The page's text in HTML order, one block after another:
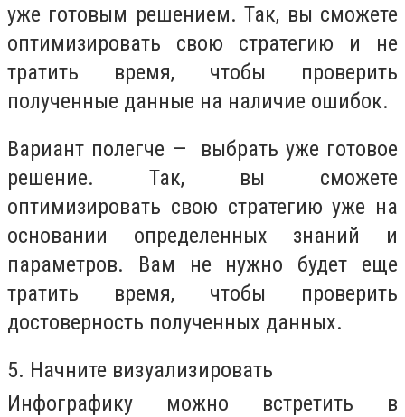
уже готовым решением. Так, вы сможете
оптимизировать свою стратегию и не
тратить время, чтобы проверить
полученные данные на наличие ошибок.
Вариант полегче — выбрать уже готовое
решение. Так, вы сможете
оптимизировать свою стратегию уже на
основании определенных знаний и
параметров. Вам не нужно будет еще
тратить время, чтобы проверить
достоверность полученных данных.
5. Начните визуализировать
Инфографику можно встретить в